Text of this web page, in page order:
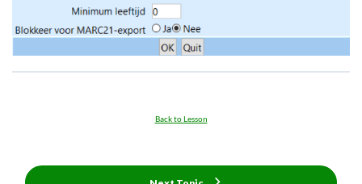
Back to Lesson